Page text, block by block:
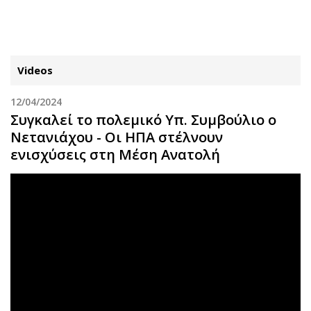
ΚΑΤΗΓΟΡΙΕΣ ΣΥΝΔΕΣΗ
Κύπρος
Παιδεία
Απόψεις
Αρθρογραφία
Videos
12/04/2024
Συγκαλεί το πολεμικό Υπ. Συμβούλιο ο
Νετανιάχου - Οι ΗΠΑ στέλνουν
ενισχύσεις στη Μέση Ανατολή